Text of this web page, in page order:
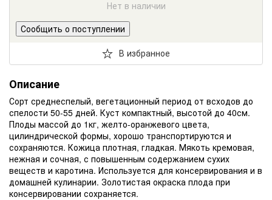
Нет в наличии
Сообщить о поступлении
В избранное
Описание
Сорт среднеспелый, вегетационный период от всходов до
спелости 50-55 дней. Куст компактный, высотой до 40см.
Плоды массой до 1кг, желто-оранжевого цвета,
цилиндрической формы, хорошо транспортируются и
сохраняются. Кожица плотная, гладкая. Мякоть кремовая,
нежная и сочная, с повышенным содержанием сухих
веществ и каротина. Используется для консервирования и в
домашней кулинарии. Золотистая окраска плода при
консервировании сохраняется.